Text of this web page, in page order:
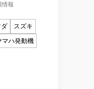
情報
スズキ
マハ発動機